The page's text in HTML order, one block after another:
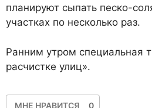
планируют сыпать песко-
участках по несколько раз.
Ранним утром специальная
расчистке улиц».
МНЕ НРАВИТСЯ 0